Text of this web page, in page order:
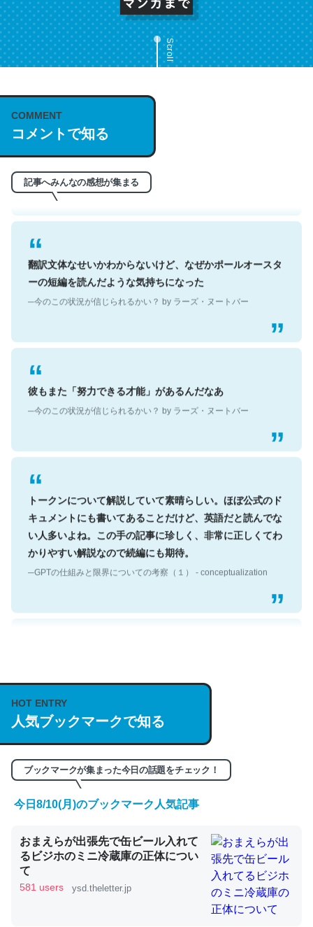
Scroll
COMMENT
コメントで知る
記事へみんなの感想が集まる
これは名文。彼はとてもクレバーなんだろうなと凄く思
う。英語少しでも読める人は原文もお勧め。自分はこの流
れ好き。Let’s Fucking Go. Then Covid hit. Shit.
翻訳文体なせいかわからないけど、なぜかポールオースタ
ーの短編を読んだような気持ちになった
─今のこの状況が信じられるかい？ by ラーズ・ヌートバー
彼もまた「努力できる才能」があるんだなあ
─今のこの状況が信じられるかい？ by ラーズ・ヌートバー
トークンについて解説していて素晴らしい。ほぼ公式のド
キュメントにも書いてあることだけど、英語だと読んでな
い人多いよね。この手の記事に珍しく、非常に正しくてわ
かりやすい解説なので続編にも期待。
─GPTの仕組みと限界についての考察（１） - conceptualization
https://isobe324649.hatenablog.com/entry/2023/03/27
/064121
─GPTの仕組みと限界についての考察（１） - conceptualization
くらい。小説でいう「ずっと前の伏線」は回収されないけ
ど、短期記憶というには多い分量。進化すればするほど分
かりやすく強くなりそう
─GPTの仕組みと限界についての考察（１） - conceptualization
HOT ENTRY
人気ブックマークで知る
ブックマークが集まった今日の話題をチェック！
今日8/10(月)のブックマーク人気記事
おまえらが出張先で缶ビール入れて
るビジホのミニ冷蔵庫の正体につい
て
581 users ysd.theletter.jp